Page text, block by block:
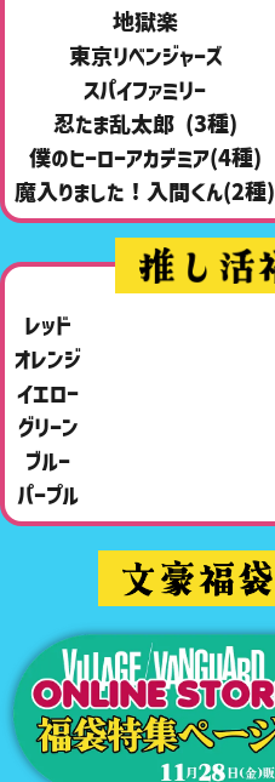
地獄楽
東京リベンジャーズ
スパイファミリー
忍たま乱太郎 (3種)
僕のヒーローアカデミア(4種)
魔入りました！入間くん(2種)
レッド
オレンジ
イエロー
グリーン
ブルー
パープル